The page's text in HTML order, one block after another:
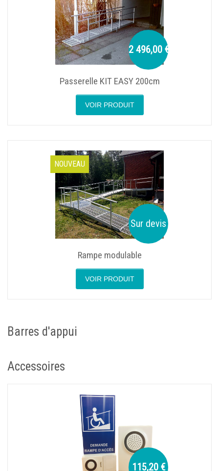
2 496,00 €
Passerelle KIT EASY 200cm
VOIR PRODUIT
Sur devis
NOUVEAU
Rampe modulable
VOIR PRODUIT
Barres d'appui
Accessoires
115,20 €